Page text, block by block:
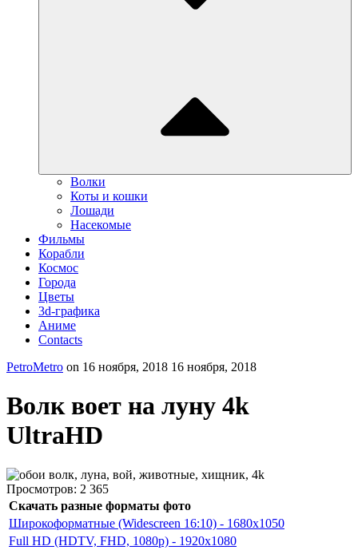
Волки
Коты и кошки
Лошади
Насекомые
Фильмы
Корабли
Космос
Города
Цветы
3d-графика
Аниме
Contacts
PetroMetro on 16 ноября, 2018 16 ноября, 2018
Волк воет на луну 4k
UltraHD
Просмотров: 2 365
Скачать разные форматы фото
Широкоформатные (Widescreen 16:10) - 1680x1050
Full HD (HDTV, FHD, 1080p) - 1920x1080